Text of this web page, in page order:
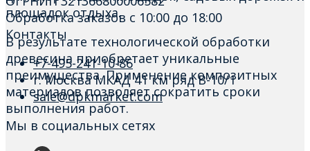
площадок отдыха.
В результате технологической обработки
древесина приобретает уникальные
преимущества. Применение композитных
материалов позволяет сократить сроки
выполнения работ.
Обработка заказов с 10:00 до 18:00
Контакты
+7-495-241-10-86
г. Москва МКАД 41 км ряд В-10/1
sale@dpkmarket.com
Мы в социальных сетях